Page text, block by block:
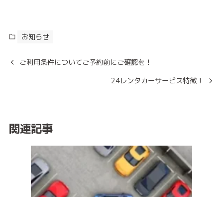
お知らせ
ご利用条件についてご予約前にご確認を！
24レンタカーサービス特徴！
関連記事